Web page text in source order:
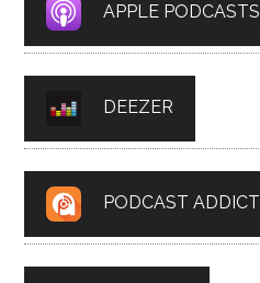
APPLE PODCASTS
DEEZER
PODCAST ADDICT